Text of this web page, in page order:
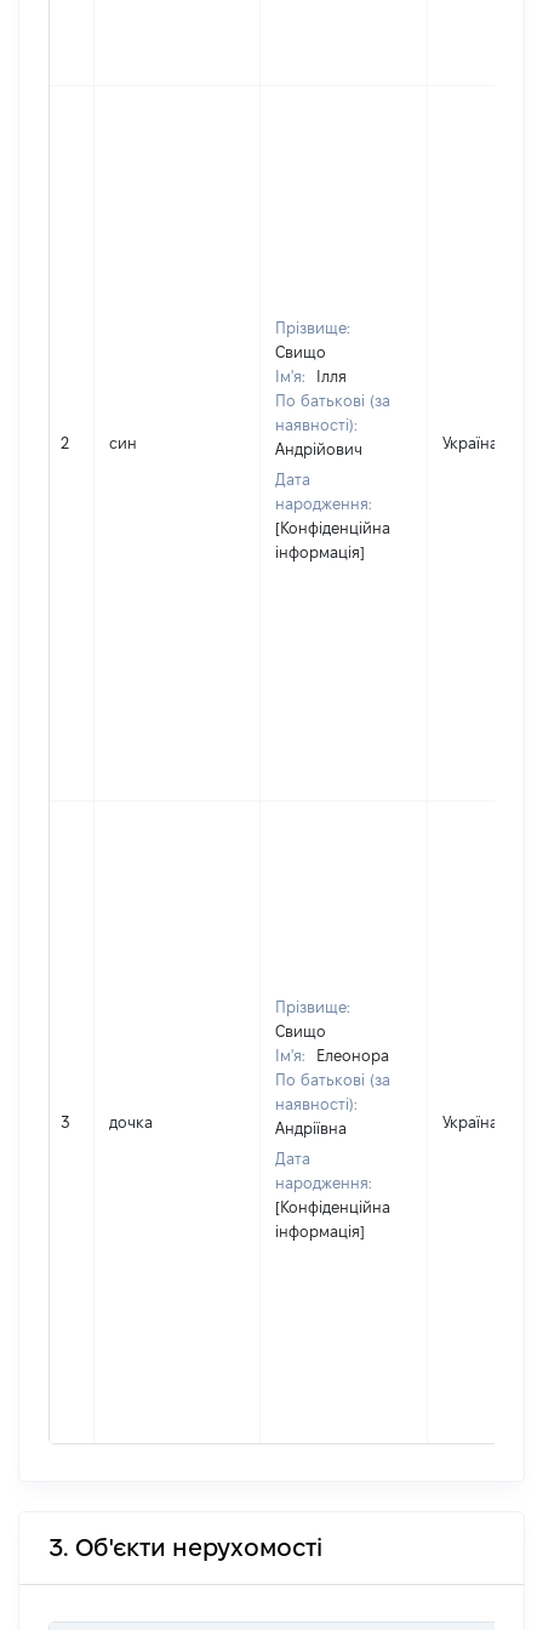
2 син
Прізвище:
Свищо
Ім'я:
Ілля
По батькові (за
наявності):
Андрійович
Дата
народження:
[Конфіденційна
інформація]
Україна
3 дочка
Прізвище:
Свищо
Ім'я:
Елеонора
По батькові (за
наявності):
Андріївна
Дата
народження:
[Конфіденційна
інформація]
Україна
3. Об'єкти нерухомості